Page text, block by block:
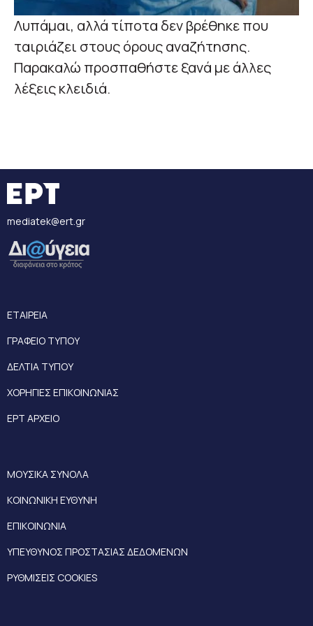
Λυπάμαι, αλλά τίποτα δεν βρέθηκε που
ταιριάζει στους όρους αναζήτησης.
Παρακαλώ προσπαθήστε ξανά με άλλες
λέξεις κλειδιά.
mediatek@ert.gr
ΕΤΑΙΡΕΙΑ
ΓΡΑΦΕΙΟ ΤΥΠΟΥ
ΔΕΛΤΙΑ ΤΥΠΟΥ
ΧΟΡΗΓΙΕΣ ΕΠΙΚΟΙΝΩΝΙΑΣ
ΕΡΤ ΑΡΧΕΙΟ
ΜΟΥΣΙΚΑ ΣΥΝΟΛΑ
ΚΟΙΝΩΝΙΚΗ ΕΥΘΥΝΗ
ΕΠΙΚΟΙΝΩΝΙΑ
ΥΠΕΥΘΥΝΟΣ ΠΡΟΣΤΑΣΙΑΣ ΔΕΔΟΜΕΝΩΝ
ΡΥΘΜΙΣΕΙΣ COOKIES